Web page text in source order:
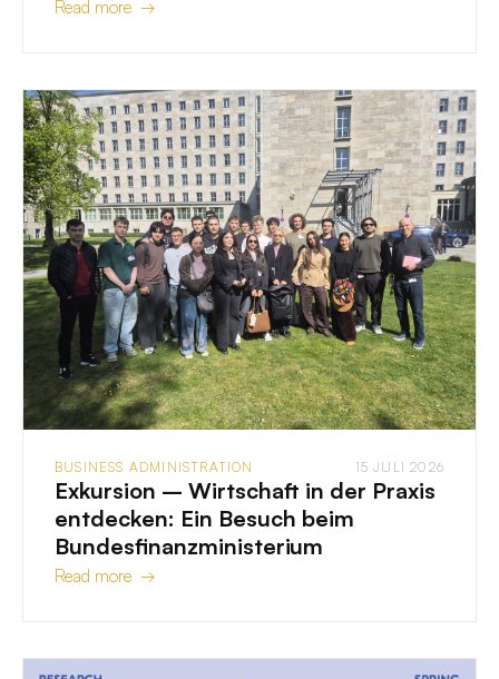
Read more →
BUSINESS ADMINISTRATION 15 JULI 2026
Exkursion – Wirtschaft in der Praxis
entdecken: Ein Besuch beim
Bundesfinanzministerium
Read more →